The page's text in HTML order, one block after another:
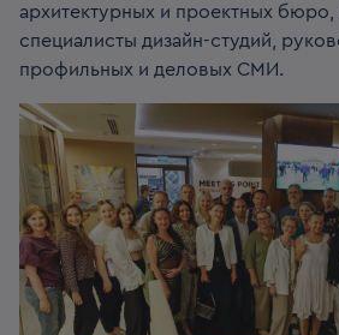
архитектурных и проектных
специалисты дизайн-студий,
профильных и деловых СМИ.